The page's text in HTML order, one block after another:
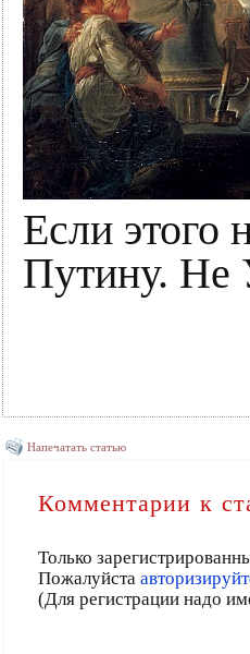
Если этого
Путину. Не
Напечатать статью
Комментарии к
Только
Пожалуйста
(Для регистрации надо